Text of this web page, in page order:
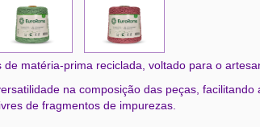
matéria-prima reciclada, voltado para o
na composição das peças,
de fragmentos de impurezas.